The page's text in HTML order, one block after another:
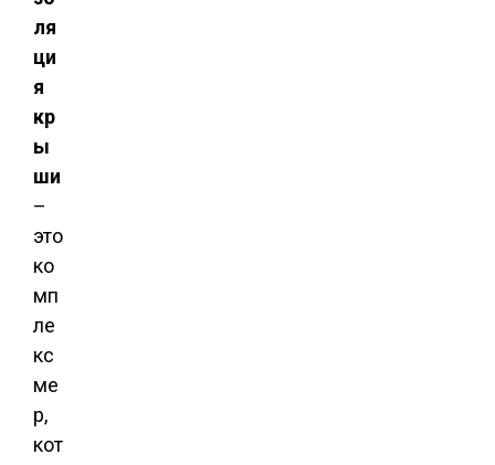
ля
ци
я
кр
ы
ши
–
это
ко
мп
ле
кс
ме
р,
кот